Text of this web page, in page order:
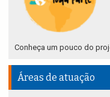
Conheça um pouco do
Áreas de atuação